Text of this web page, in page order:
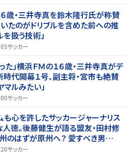
歳・三井寺真を鈴木隆行氏が称賛
たのがドリブルを含めた前への推
扱う技術」
サッカー
た」横浜ＦＭの１６歳・三井寺真がデ
代開幕１号、副主将・宮市も絶賛
マルみたい」
サッカー
も心を許したサッカージャーナリス
人徳。後藤健生が語る盟友・田村修
のはずが原州へ？ 愛すべき男
説
サッカー